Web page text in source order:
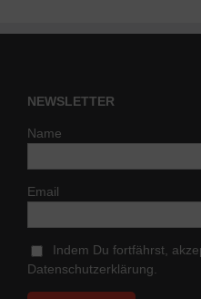
NEWSLETTER
Name
Email
Indem Du fortfährst,
Datenschutzerklärung.